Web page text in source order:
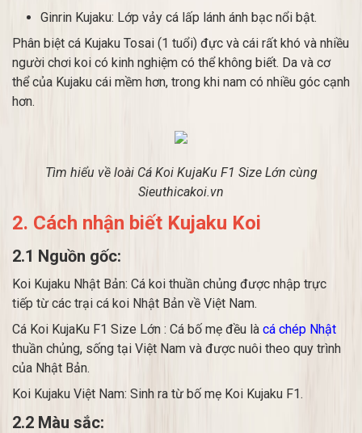
Ginrin Kujaku: Lớp vảy cá lấp lánh ánh bạc nổi bật.
Phân biệt cá Kujaku Tosai (1 tuổi) đực và cái rất khó và nhiều
người chơi koi có kinh nghiệm có thể không biết. Da và cơ
thể của Kujaku cái mềm hơn, trong khi nam có nhiều góc cạnh
hơn.
Tìm hiểu về loài Cá Koi KujaKu F1 Size Lớn cùng
Sieuthicakoi.vn
2. Cách nhận biết Kujaku Koi
2.1 Nguồn gốc:
Koi Kujaku Nhật Bản: Cá koi thuần chủng được nhập trực
tiếp từ các trại cá koi Nhật Bản về Việt Nam.
Cá Koi KujaKu F1 Size Lớn : Cá bố mẹ đều là cá chép Nhật
thuần chủng, sống tại Việt Nam và được nuôi theo quy trình
của Nhật Bản.
Koi Kujaku Việt Nam: Sinh ra từ bố mẹ Koi Kujaku F1.
2.2 Màu sắc: